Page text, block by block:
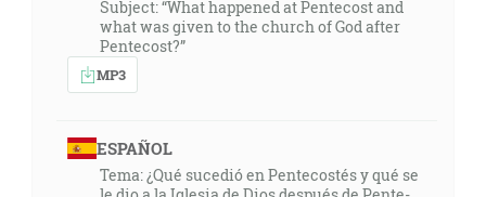
Subject: “What happened at Pentecost and
what was given to the church of God after
Pentecost?”
MP3
ESPAÑOL
Tema: ¿Qué sucedió en Pentecostés y qué se